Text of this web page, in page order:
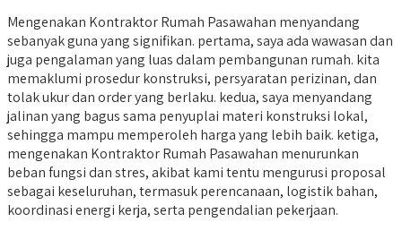
Mengenakan Kontraktor Rumah Pasawahan menyandang
sebanyak guna yang signifikan. pertama, saya ada wawasan dan
juga pengalaman yang luas dalam pembangunan rumah. kita
memaklumi prosedur konstruksi, persyaratan perizinan, dan
tolak ukur dan order yang berlaku. kedua, saya menyandang
jalinan yang bagus sama penyuplai materi konstruksi lokal,
sehingga mampu memperoleh harga yang lebih baik. ketiga,
mengenakan Kontraktor Rumah Pasawahan menurunkan
beban fungsi dan stres, akibat kami tentu mengurusi proposal
sebagai keseluruhan, termasuk perencanaan, logistik bahan,
koordinasi energi kerja, serta pengendalian pekerjaan.